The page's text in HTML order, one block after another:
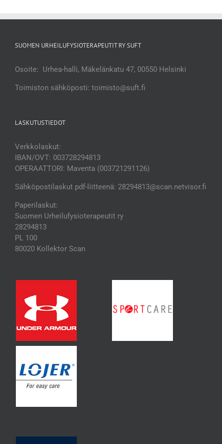
SUOMEN URHEILUFYSIOTERAPEUTIT RY SUFT
Osoite: Urhea-halli, Mäkelänkatu 47, 00550 Helsinki
Toimiston sähköposti: toimisto@suft.fi
LASKUTUSTIEDOT
Verkkolaskut:
IBAN/OVT: 003728294813
OPERAATTORI: Maventa (003721291126)
Sähköpostilaskut pdf-liitteenä: 28294813@scan.netvisor.fi
Paperilaskut:
Suomen Urheilufysioterapeutit ry
28294813
PL 100
80020 Kollektor Scan